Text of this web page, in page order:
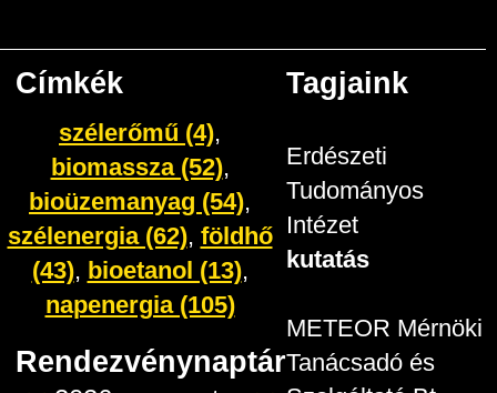
Címkék
szélerőmű (4),
biomassza (52),
bioüzemanyag (54),
szélenergia (62), földhő
(43), bioetanol (13),
napenergia (105)
Rendezvénynaptár
Tagjaink
Erdészeti
Tudományos
Intézet
kutatás
METEOR Mérnöki
Tanácsadó és